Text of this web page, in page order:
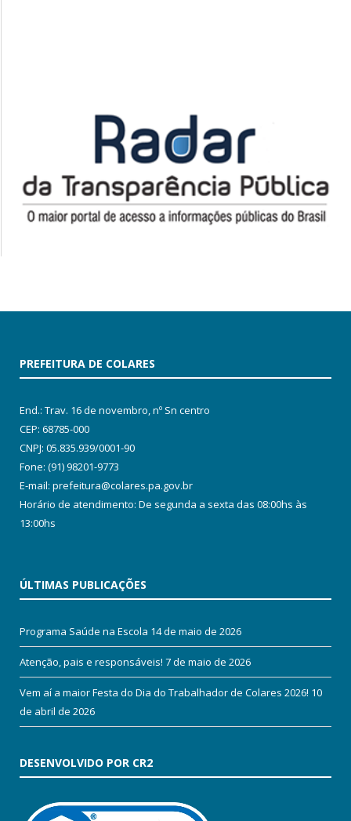
PREFEITURA DE COLARES
End.: Trav. 16 de novembro, nº Sn centro
CEP: 68785-000
CNPJ: 05.835.939/0001-90
Fone: (91) 98201-9773
E-mail: prefeitura@colares.pa.gov.br
Horário de atendimento: De segunda a sexta das 08:00hs às
13:00hs
ÚLTIMAS PUBLICAÇÕES
Programa Saúde na Escola 14 de maio de 2026
Atenção, pais e responsáveis! 7 de maio de 2026
Vem aí a maior Festa do Dia do Trabalhador de Colares 2026! 10
de abril de 2026
DESENVOLVIDO POR CR2